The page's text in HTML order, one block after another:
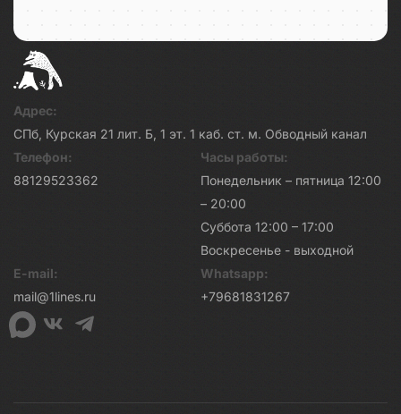
Адрес:
СПб, Курская 21 лит. Б, 1 эт. 1 каб. ст. м. Обводный канал
Телефон:
88129523362
Часы работы:
Понедельник – пятница 12:00
– 20:00
Суббота 12:00 – 17:00
Воскресенье - выходной
E-mail:
mail@1lines.ru
Whatsapp:
+79681831267